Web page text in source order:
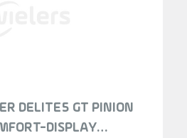
DELITE5 GT PINION
DISPLAY